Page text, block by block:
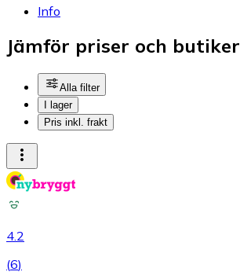
Info
Jämför priser och butiker
Alla filter
I lager
Pris inkl. frakt
4.2
(6)